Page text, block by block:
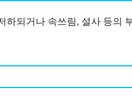
하되거나 속쓰림, 설사 등의